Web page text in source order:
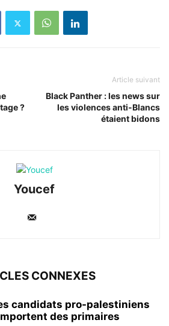
?
Article suivant
Black Panther : les news sur
les violences anti-Blancs
étaient bidons
Youcef
CONNEXES
candidats pro-palestiniens
des primaires